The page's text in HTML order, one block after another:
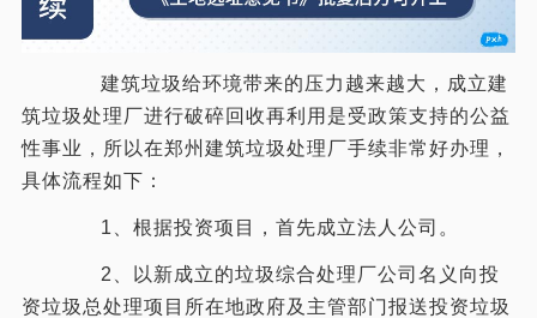
建筑垃圾给环境带来的压力越来越大，成立建
筑垃圾处理厂进行破碎回收再利用是受政策支持的公益
性事业，所以在郑州建筑垃圾处理厂手续非常好办理，
具体流程如下：
1、根据投资项目，首先成立法人公司。
2、以新成立的垃圾综合处理厂公司名义向投
资垃圾总处理项目所在地政府及主管部门报送投资垃圾